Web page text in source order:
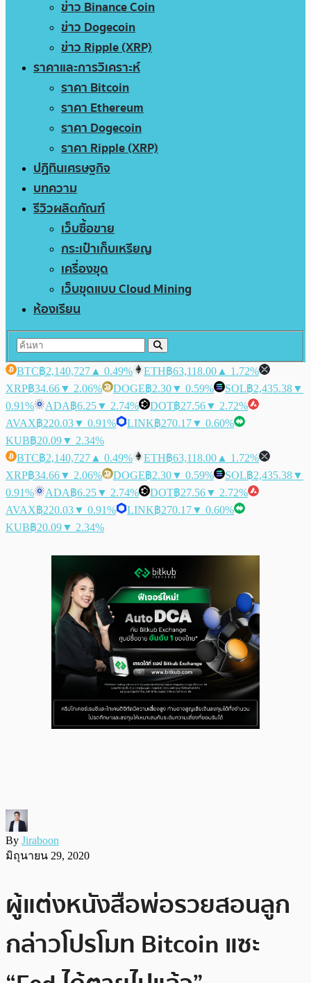
ข่าว Binance Coin
ข่าว Dogecoin
ข่าว Ripple (XRP)
ราคาและการวิเคราะห์
ราคา Bitcoin
ราคา Ethereum
ราคา Dogecoin
ราคา Ripple (XRP)
ปฏิทินเศรษฐกิจ
บทความ
รีวิวผลิตภัณฑ์
เว็บซื้อขาย
กระเป๋าเก็บเหรียญ
เครื่องขุด
เว็บขุดแบบ Cloud Mining
ห้องเรียน
BTC฿2,140,727 ▲ 0.49% ETH฿63,118.00 ▲ 1.72%
XRP฿34.66▼ 2.06% DOGE฿2.30▼ 0.59% SOL฿2,435.38▼
0.91%
ADA฿6.25▼ 2.74% DOT฿27.56▼ 2.72%
AVAX฿220.03▼ 0.91% LINK฿270.17▼ 0.60%
KUB฿20.09▼ 2.34%
BTC฿2,140,727 ▲ 0.49% ETH฿63,118.00 ▲ 1.72%
XRP฿34.66▼ 2.06% DOGE฿2.30▼ 0.59% SOL฿2,435.38▼
0.91%
ADA฿6.25▼ 2.74% DOT฿27.56▼ 2.72%
AVAX฿220.03▼ 0.91% LINK฿270.17▼ 0.60%
KUB฿20.09▼ 2.34%
By Jiraboon
มิถุนายน 29, 2020
ผู้แต่งหนังสือพ่อรวยสอนลูก
กล่าวโปรโมท Bitcoin แซะ